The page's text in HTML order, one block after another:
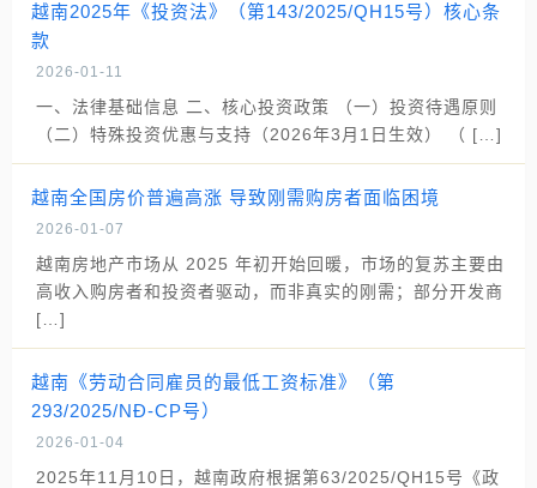
越南2025年《投资法》（第143/2025/QH15号）核心条
款
2026-01-11
一、法律基础信息 二、核心投资政策 （一）投资待遇原则
（二）特殊投资优惠与支持（2026年3月1日生效） （ […]
越南全国房价普遍高涨 导致刚需购房者面临困境
2026-01-07
越南房地产市场从 2025 年初开始回暖，市场的复苏主要由
高收入购房者和投资者驱动，而非真实的刚需；部分开发商
[…]
越南《劳动合同雇员的最低工资标准》（第
293/2025/NĐ-CP号）
2026-01-04
2025年11月10日，越南政府根据第63/2025/QH15号《政